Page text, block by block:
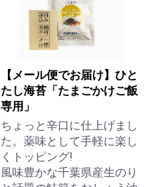
【メール便でお届け】ひと
たし海苔「たまごかけご飯
専用」
ちょっと辛口に仕上げまし
た。薬味として手軽に楽し
くトッピング!
風味豊かな千葉県産生のり